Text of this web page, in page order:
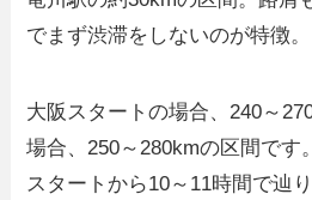
でまず渋滞をしないのが特徴。
大阪スタートの場合、240～
場合、250～280kmの区間です
スタートから10～11時間で辿